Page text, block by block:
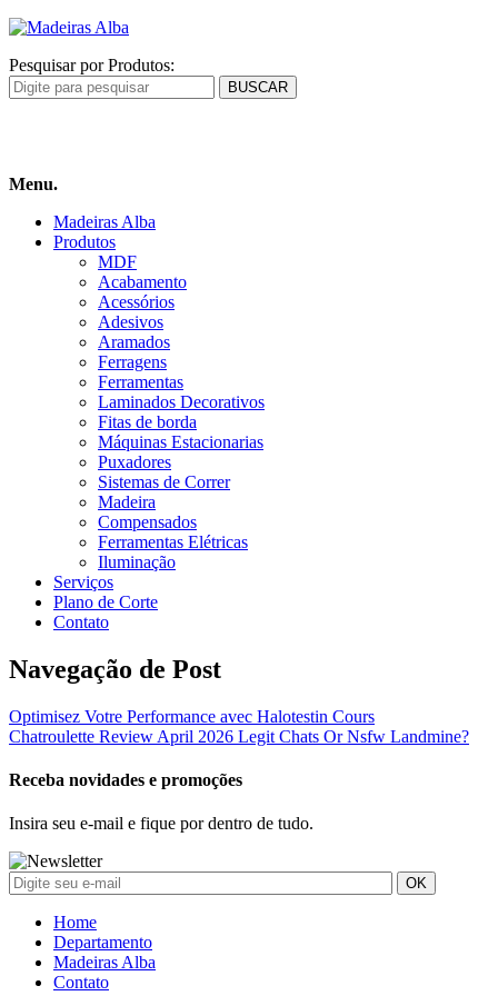
Pesquisar por Produtos:
Menu.
Madeiras Alba
Produtos
MDF
Acabamento
Acessórios
Adesivos
Aramados
Ferragens
Ferramentas
Laminados Decorativos
Fitas de borda
Máquinas Estacionarias
Puxadores
Sistemas de Correr
Madeira
Compensados
Ferramentas Elétricas
Iluminação
Serviços
Plano de Corte
Contato
Navegação de Post
Optimisez Votre Performance avec Halotestin Cours
Chatroulette Review April 2026 Legit Chats Or Nsfw Landmine?
Receba novidades e promoções
Insira seu e-mail e fique por dentro de tudo.
Home
Departamento
Madeiras Alba
Contato